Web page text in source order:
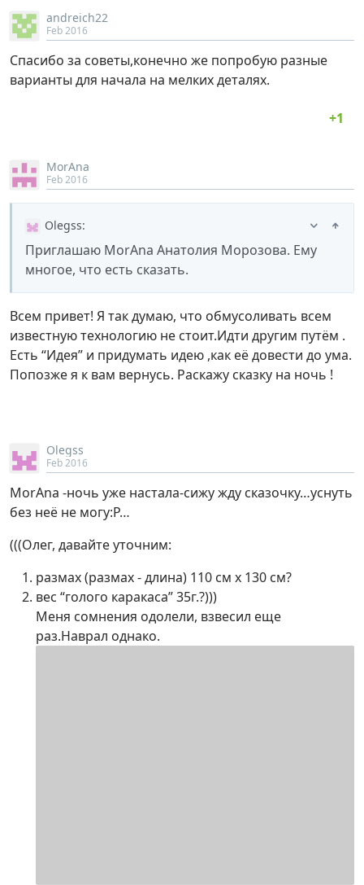
andreich22
Feb 2016
Спасибо за советы,конечно же попробую разные
варианты для начала на мелких деталях.
MorAna
Feb 2016
Olegss:
Приглашаю MorAna Анатолия Морозова. Ему
многое, что есть сказать.
Всем привет! Я так думаю, что обмусоливать всем
известную технологию не стоит.Идти другим путём .
Есть “Идея” и придумать идею ,как её довести до ума.
Попозже я к вам вернусь. Раскажу сказку на ночь !
Olegss
Feb 2016
MorAna -ночь уже настала-сижу жду сказочку…уснуть
без неё не могу:P…
(((Олег, давайте уточним:
размах (размах - длина) 110 см х 130 см?
вес “голого каракаса” 35г.?)))
Меня сомнения одолели, взвесил еще
раз.Наврал однако.